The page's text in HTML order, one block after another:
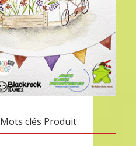
Mots clés Produit